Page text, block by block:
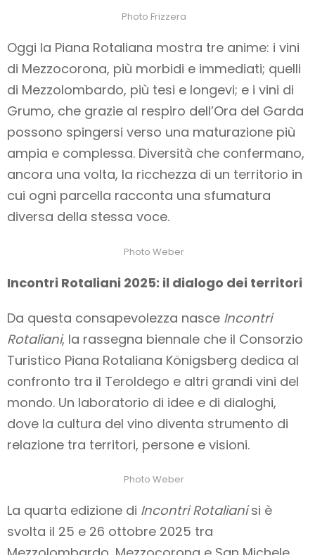
Photo Frizzera
Oggi la Piana Rotaliana mostra tre anime: i vini
di Mezzocorona, più morbidi e immediati; quelli
di Mezzolombardo, più tesi e longevi; e i vini di
Grumo, che grazie al respiro dell’Ora del Garda
possono spingersi verso una maturazione più
ampia e complessa. Diversità che confermano,
ancora una volta, la ricchezza di un territorio in
cui ogni parcella racconta una sfumatura
diversa della stessa voce.
Photo Weber
Incontri Rotaliani 2025: il dialogo dei territori
Da questa consapevolezza nasce Incontri
Rotaliani, la rassegna biennale che il Consorzio
Turistico Piana Rotaliana Königsberg dedica al
confronto tra il Teroldego e altri grandi vini del
mondo. Un laboratorio di idee e di dialoghi,
dove la cultura del vino diventa strumento di
relazione tra territori, persone e visioni.
Photo Weber
La quarta edizione di Incontri Rotalianisi è
svolta il 25 e 26 ottobre 2025 tra